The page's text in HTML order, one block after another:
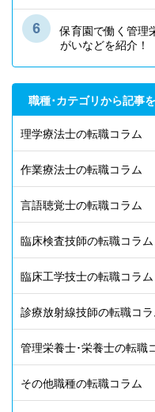
保育園で働く管理
がいなどを紹介！
職種･カテゴリから記事
理学療法士の転職コラム
作業療法士の転職コラム
言語聴覚士の転職コラム
臨床検査技師の転職コラム
臨床工学技士の転職コラム
診療放射線技師の転職コラ
管理栄養士･栄養士の転職
その他職種の転職コラム